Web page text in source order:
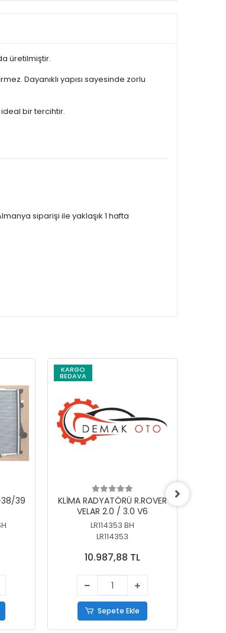
üretilmiştir.
Dayanıklı yapısı sayesinde zorlu
ideal bir tercihtir.
siparişi ile yaklaşık 1 hafta
38/39
KARGO
BEDAVA
KLİMA RADYATÖRÜ R.ROVER
VELAR 2.0 / 3.0 V6
LR114353 BH
LR114353
10.987,88 TL
Sepete Ekle